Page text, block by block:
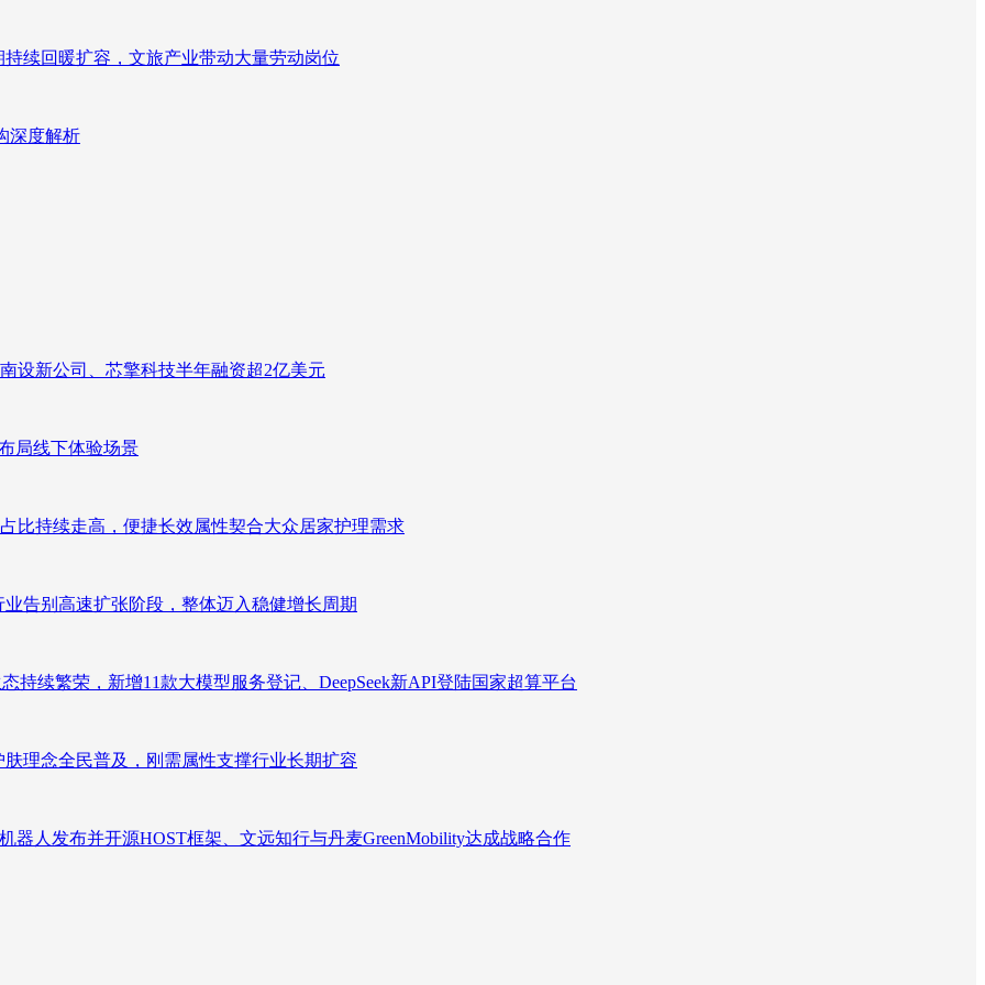
续回暖扩容，文旅产业带动大量劳动岗位
深度解析
设新公司、芯擎科技半年融资超2亿美元
局线下体验场景
比持续走高，便捷长效属性契合大众居家护理需求
告别高速扩张阶段，整体迈入稳健增长周期
续繁荣，新增11款大模型服务登记、DeepSeek新API登陆国家超算平台
理念全民普及，刚需属性支撑行业长期扩容
器人发布并开源HOST框架、文远知行与丹麦GreenMobility达成战略合作